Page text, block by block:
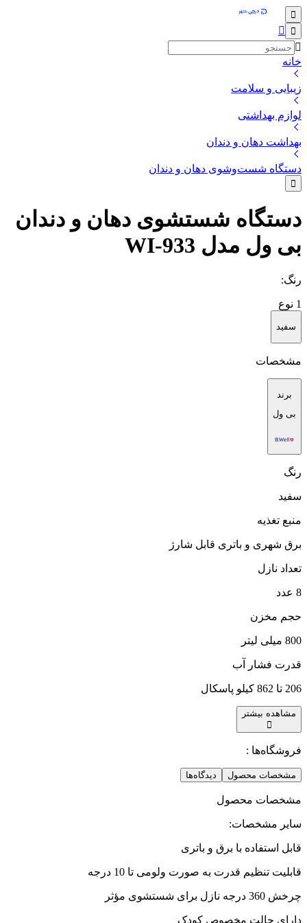
خانه
زیبایی و سلامت
لوازم بهداشتی
بهداشت دهان و دندان
دستگاه شست‌وشوی دهان و دندان
دستگاه شستشوی دهان و دندان
بی ول مدل WI-933
رنگ:
1 نوع
سفید
مشخصات
برند
بی ول
رنگ
سفید
منبع تغذیه
برق شهری و باتری قابل شارژ
تعداد نازل
8 عدد
حجم مخزن
800 میلی لیتر
قدرت فشار آب
206 تا 862 کیلو پاسکال
مشاهده بیشتر
فروشگاه‌ها :
مشخصات محصول دیدگاه‌ها
مشخصات محصول
سایر مشخصات:
قابل استفاده با برق و باتری
قابلیت تنظیم قدرت به صورت ولومی تا 10 درجه
چرخش 360 درجه نازل برای شستشوی مؤثر
دارای حالت مخصوص کودک